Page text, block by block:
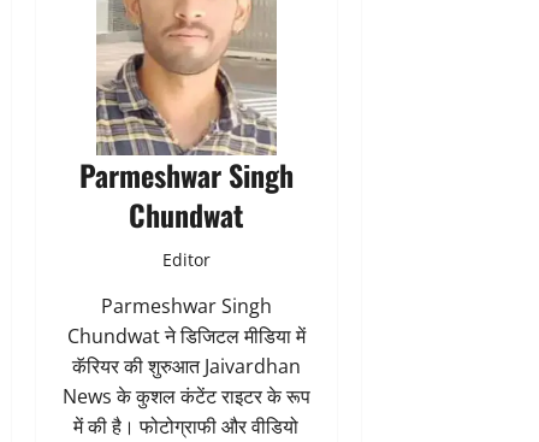
Parmeshwar Singh
Chundwat
Editor
Parmeshwar Singh
Chundwat ने डिजिटल मीडिया में
कॅरियर की शुरुआत Jaivardhan
News के कुशल कंटेंट राइटर के रूप
में की है। फोटोग्राफी और वीडियो